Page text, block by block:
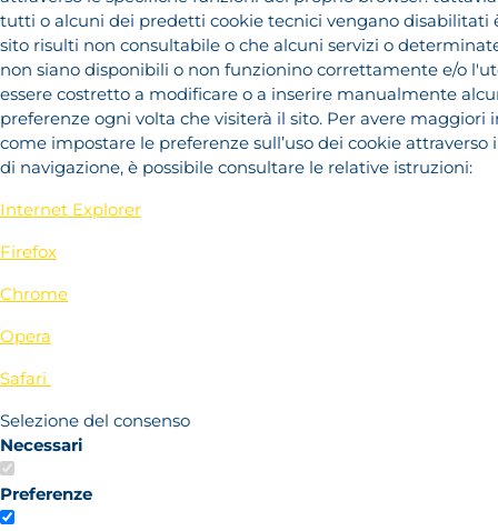
tutti o alcuni dei predetti cookie tecnici vengano disabilitati
sito risulti non consultabile o che alcuni servizi o
non siano disponibili o non funzionino correttamente e/o
essere costretto a modificare o a inserire manualmente
preferenze ogni volta che visiterà il sito. Per avere maggiori
come impostare le preferenze sull’uso dei cookie attraverso
di navigazione, è possibile consultare le relative istruzioni:
Internet Explorer
Firefox
Chrome
Opera
Safari
Selezione del consenso
Necessari
Preferenze